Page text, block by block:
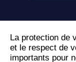
Contact